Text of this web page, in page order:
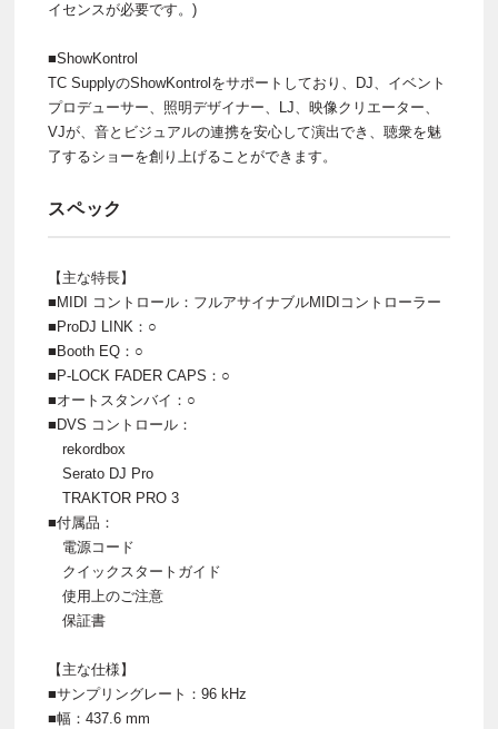
イセンスが必要です。)
■ShowKontrol
TC SupplyのShowKontrolをサポートしており、DJ、イベント
プロデューサー、照明デザイナー、LJ、映像クリエーター、
VJが、音とビジュアルの連携を安心して演出でき、聴衆を魅
了するショーを創り上げることができます。
スペック
【主な特長】
■MIDI コントロール：フルアサイナブルMIDIコントローラー
■ProDJ LINK：○
■Booth EQ：○
■P-LOCK FADER CAPS：○
■オートスタンバイ：○
■DVS コントロール：
rekordbox
Serato DJ Pro
TRAKTOR PRO 3
■付属品：
電源コード
クイックスタートガイド
使用上のご注意
保証書
【主な仕様】
■サンプリングレート：96 kHz
■幅：437.6 mm